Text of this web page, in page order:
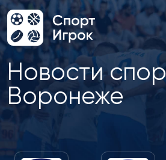
Новости
Воронеже